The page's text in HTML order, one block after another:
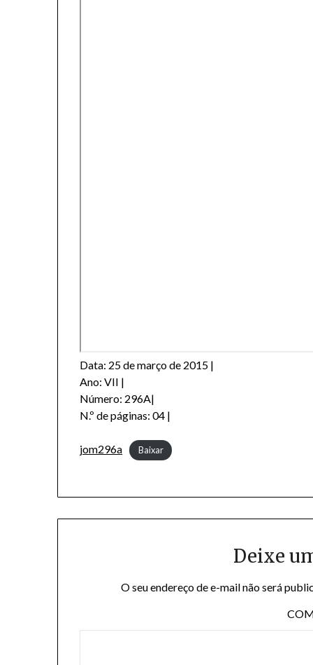
Data: 25 de março de 2015 |
Ano: VII |
Número: 296A|
N.º de páginas: 04 |
jom296a Baixar
Deixe
O seu endereço de e-mail não será